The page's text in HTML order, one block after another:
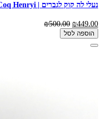
נעלי לה קוק לגברים | Le Coq Henryi
₪449.00
₪500.00
הוספה לסל